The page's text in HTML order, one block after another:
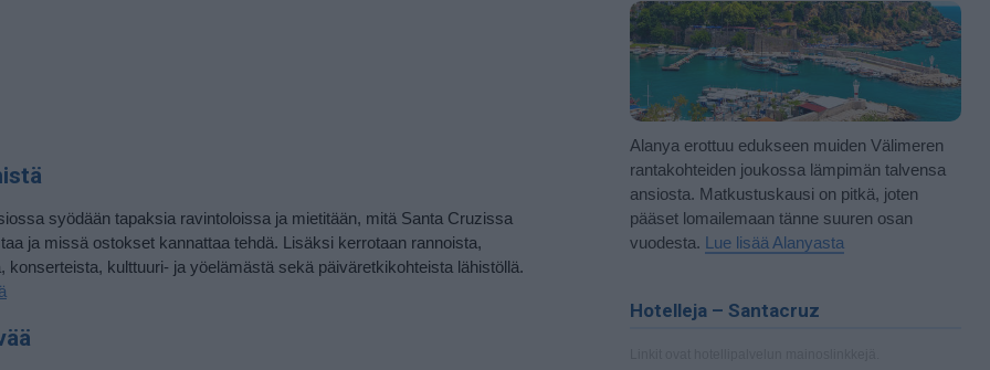
Alanya erottuu edukseen muiden Välimeren
rantakohteiden joukossa lämpimän talvensa
ansiosta. Matkustuskausi on pitkä, joten
pääset lomailemaan tänne suuren osan
vuodesta. Lue lisää Alanyasta
Hotelleja – Santacruz
syödään tapaksia ravintoloissa ja mietitään, mitä Santa Cruzissa
ja missä ostokset kannattaa tehdä. Lisäksi kerrotaan rannoista,
konserteista, kulttuuri- ja yöelämästä sekä päiväretkikohteista lähistöllä.